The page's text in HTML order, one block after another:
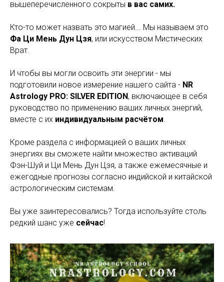
вышеперечисленного сокрыты в вас самих.
Кто-то может назвать это магией... Мы называем это
Фа Ци Мень Дун Цзя, или искусством Мистических
Врат.
И чтобы вы могли освоить эти энергии - мы
подготовили новое измерение нашего сайта - NR
Astrology PRO: SILVER EDITION , включающее в себя
руководство по применению ваших личных энергий,
вместе с их индивидуальным расчётом.
Кроме раздела с информацией о ваших личных
энергиях вы сможете найти множество активаций
Фэн-Шуй и Ци Мень Дун Цзя, а также ежемесячные и
ежегодные прогнозы согласно индийской и китайской
астрологическим системам.
Вы уже заинтересовались? Тогда используйте столь
редкий шанс уже сейчас!